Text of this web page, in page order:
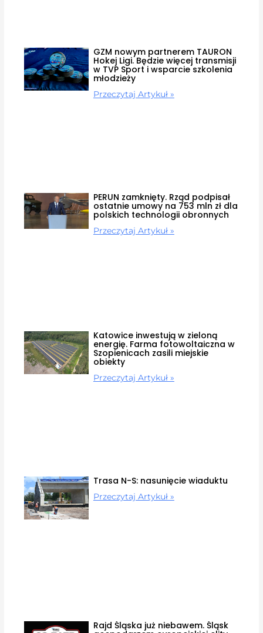
GZM nowym partnerem TAURON
Hokej Ligi. Będzie więcej transmisji
w TVP Sport i wsparcie szkolenia
młodzieży
Przeczytaj Artykuł »
PERUN zamknięty. Rząd podpisał
ostatnie umowy na 753 mln zł dla
polskich technologii obronnych
Przeczytaj Artykuł »
Katowice inwestują w zieloną
energię. Farma fotowoltaiczna w
Szopienicach zasili miejskie
obiekty
Przeczytaj Artykuł »
Trasa N-S: nasunięcie wiaduktu
Przeczytaj Artykuł »
Rajd Śląska już niebawem. Śląsk